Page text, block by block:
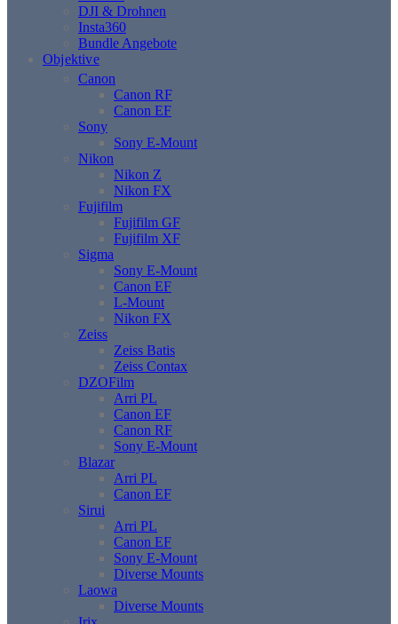
DJI & Drohnen
Insta360
Bundle Angebote
Objektive
Canon
Canon RF
Canon EF
Sony
Sony E-Mount
Nikon
Nikon Z
Nikon FX
Fujifilm
Fujifilm GF
Fujifilm XF
Sigma
Sony E-Mount
Canon EF
L-Mount
Nikon FX
Zeiss
Zeiss Batis
Zeiss Contax
DZOFilm
Arri PL
Canon EF
Canon RF
Sony E-Mount
Blazar
Arri PL
Canon EF
Sirui
Arri PL
Canon EF
Sony E-Mount
Diverse Mounts
Laowa
Diverse Mounts